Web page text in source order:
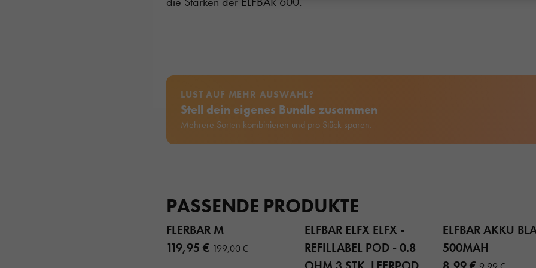
LUST AUF MEHR AUSWAHL?
Stell dein eigenes Bundle zusammen
Mehrere Sorten kombinieren und pro Stück sparen.
PASSENDE PRODUKTE
FLERBAR M
119,95 €199,00 €
ELFBAR ELFX ELFX -
REFILLABEL POD - 0.8
ELFBAR AKKU
500MAH